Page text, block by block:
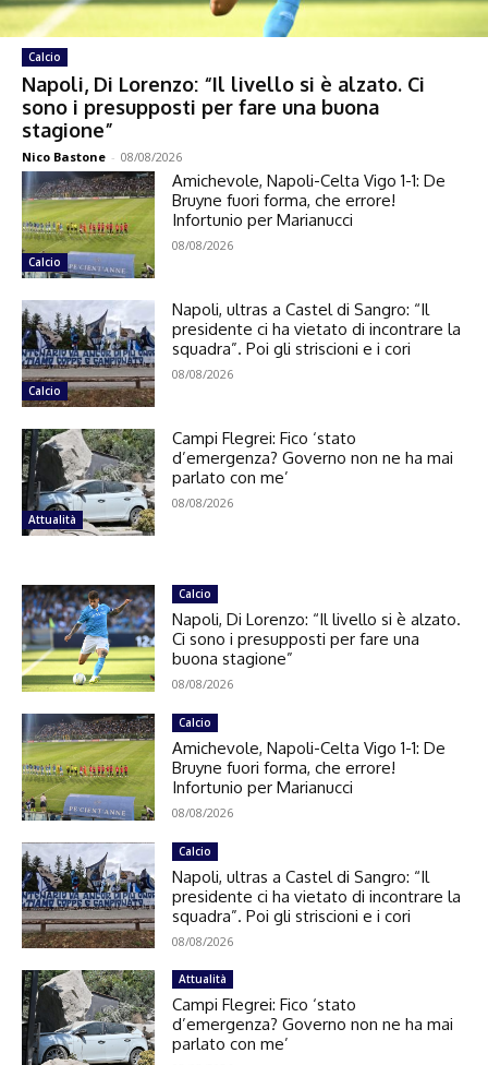
Calcio
Napoli, Di Lorenzo: “Il livello si è alzato. Ci
sono i presupposti per fare una buona
stagione”
Nico Bastone - 08/08/2026
Calcio
Amichevole, Napoli-Celta Vigo 1-1: De
Bruyne fuori forma, che errore!
Infortunio per Marianucci
08/08/2026
Calcio
Napoli, ultras a Castel di Sangro: “Il
presidente ci ha vietato di incontrare la
squadra”. Poi gli striscioni e i cori
08/08/2026
Attualità
Campi Flegrei: Fico ‘stato
d’emergenza? Governo non ne ha mai
parlato con me’
08/08/2026
Calcio
Napoli, Di Lorenzo: “Il livello si è alzato.
Ci sono i presupposti per fare una
buona stagione”
08/08/2026
Calcio
Amichevole, Napoli-Celta Vigo 1-1: De
Bruyne fuori forma, che errore!
Infortunio per Marianucci
08/08/2026
Calcio
Napoli, ultras a Castel di Sangro: “Il
presidente ci ha vietato di incontrare la
squadra”. Poi gli striscioni e i cori
08/08/2026
Attualità
Campi Flegrei: Fico ‘stato
d’emergenza? Governo non ne ha mai
parlato con me’